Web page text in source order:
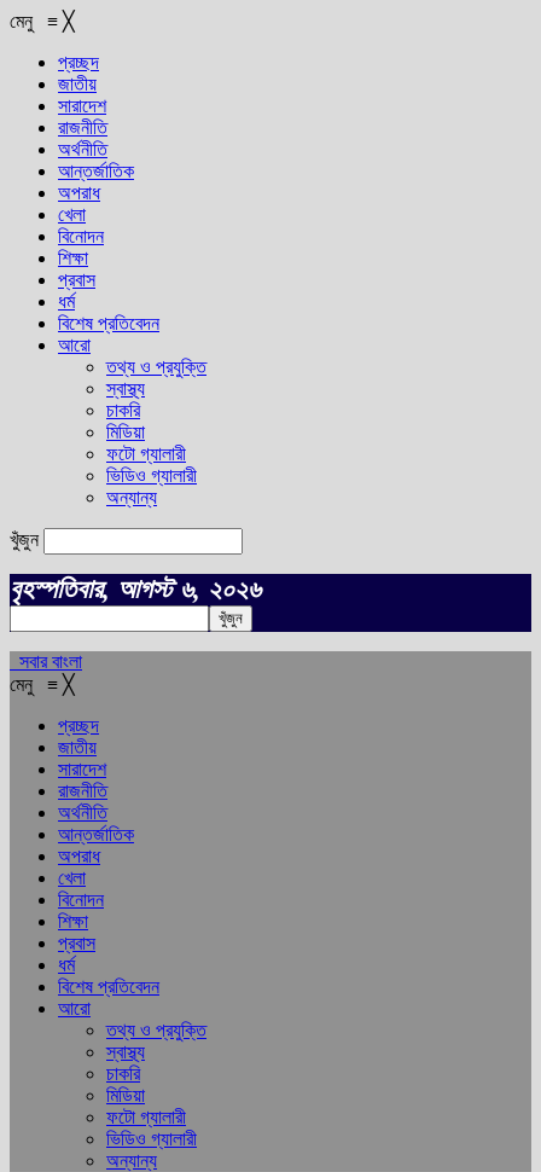
মেনু ≡ ╳
প্রচ্ছদ
জাতীয়
সারাদেশ
রাজনীতি
অর্থনীতি
আন্তর্জাতিক
অপরাধ
খেলা
বিনোদন
শিক্ষা
প্রবাস
ধর্ম
বিশেষ প্রতিবেদন
আরো
তথ্য ও প্রযুক্তি
স্বাস্থ্য
চাকরি
মিডিয়া
ফটো গ্যালারী
ভিডিও গ্যালারী
অন্যান্য
খুঁজুন
বৃহস্পতিবার, আগস্ট ৬, ২০২৬
সবার বাংলা
মেনু ≡ ╳
প্রচ্ছদ
জাতীয়
সারাদেশ
রাজনীতি
অর্থনীতি
আন্তর্জাতিক
অপরাধ
খেলা
বিনোদন
শিক্ষা
প্রবাস
ধর্ম
বিশেষ প্রতিবেদন
আরো
তথ্য ও প্রযুক্তি
স্বাস্থ্য
চাকরি
মিডিয়া
ফটো গ্যালারী
ভিডিও গ্যালারী
অন্যান্য